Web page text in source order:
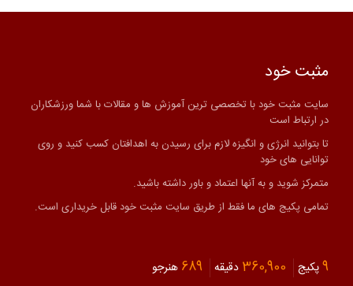
مثبت خود
سایت مثبت خود با تخصصی ترین آموزش ها و مقالات با شما ورزشکاران
در ارتباط است
تا بتوانید انرژی و انگیزه لازم برای رسیدن به اهدافتان کسب کنید و روی
توانایی های خود
متمرکز شوید و به آنها اعتماد و باور داشته باشید.
تمامی پکیج های ما فقط از طریق سایت مثبت خود قابل خریداری است.
9پکیج 360,900 دقیقه 689 هنرجو